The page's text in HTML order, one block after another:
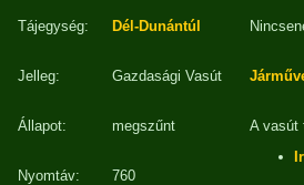
Tájegység: Dél-Dunántúl
Jelleg: Gazdasági Vasút
Állapot: megszűnt
Nyomtáv: 760
A vasút